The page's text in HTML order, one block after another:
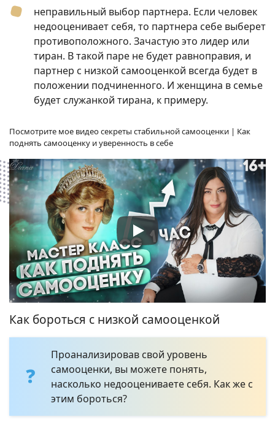
неправильный выбор партнера. Если человек
недооценивает себя, то партнера себе выберет
противоположного. Зачастую это лидер или
тиран. В такой паре не будет равноправия, и
партнер с низкой самооценкой всегда будет в
положении подчиненного. И женщина в семье
будет служанкой тирана, к примеру.
Посмотрите мое видео секреты стабильной самооценки | Как
поднять самооценку и уверенность в себе
Как бороться с низкой самооценкой
Проанализировав свой уровень
самооценки, вы можете понять,
насколько недооцениваете себя. Как же с
этим бороться?